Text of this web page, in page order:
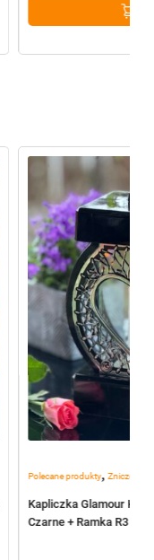
Polecane produkty,Znicze
Kapliczka Glamour Koło
Czarne + Ramka R3